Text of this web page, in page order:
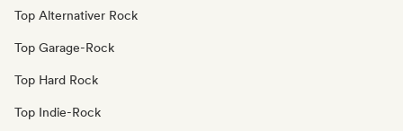
Top Alternativer Rock
Top Garage-Rock
Top Hard Rock
Top Indie-Rock